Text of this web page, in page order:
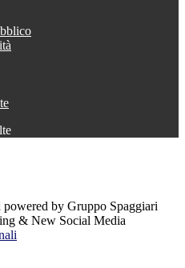
by Gruppo Spaggiari
& New Social Media